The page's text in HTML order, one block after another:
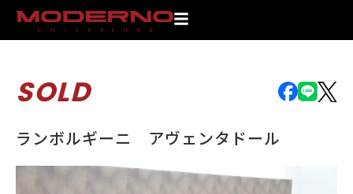
SOLD
ランボルギーニ アヴェンタドール